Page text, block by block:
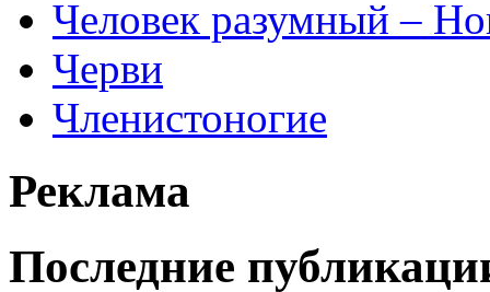
Человек разумный –
Черви
Членистоногие
Реклама
Последние